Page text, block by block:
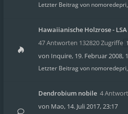
Letzter Beitrag von nomoredepri,
Hawaiianische Holzrose - LSA
47 Antworten 132820 Zugriffe 1
von Inquire, 19. Februar 2008,
Letzter Beitrag von nomoredepri,
Dendrobium nobile 4
von Mao, 14. Juli 2017, 23:17